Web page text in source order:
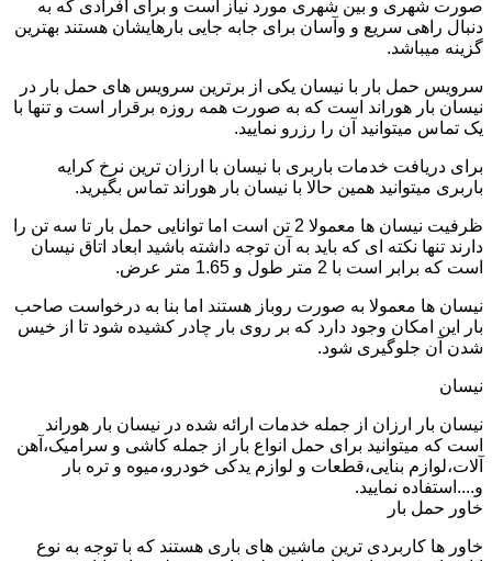
صورت شهری و بین شهری مورد نیاز است و برای افرادی که به
دنبال راهی سریع و وآسان برای جابه جایی بارهایشان هستند بهترین
گزینه میباشد.
سرویس حمل بار با نیسان یکی از برترین سرویس های حمل بار در
نیسان بار هوراند است که به صورت همه روزه برقرار است و تنها با
یک تماس میتوانید آن را رزرو نمایید.
برای دریافت خدمات باربری با نیسان با ارزان ترین نرخ کرایه
باربری میتوانید همین حالا با نیسان بار هوراند تماس بگیرید.
ظرفیت نیسان ها معمولا 2 تن است اما توانایی حمل بار تا سه تن را
دارند تنها نکته ای که باید به آن توجه داشته باشید ابعاد اتاق نیسان
است که برابر است با 2 متر طول و 1.65 متر عرض.
نیسان ها معمولا به صورت روباز هستند اما بنا به درخواست صاحب
بار این امکان وجود دارد که بر روی بار چادر کشیده شود تا از خیس
شدن آن جلوگیری شود.
نیسان
نیسان بار ارزان از جمله خدمات ارائه شده در نیسان بار هوراند
است که میتوانید برای حمل انواع بار از جمله کاشی و سرامیک،آهن
آلات،لوازم بنایی،قطعات و لوازم یدکی خودرو،میوه و تره بار
و....استفاده نمایید.
خاور حمل بار
خاور ها کاربردی ترین ماشین های باری هستند که با توجه به نوع